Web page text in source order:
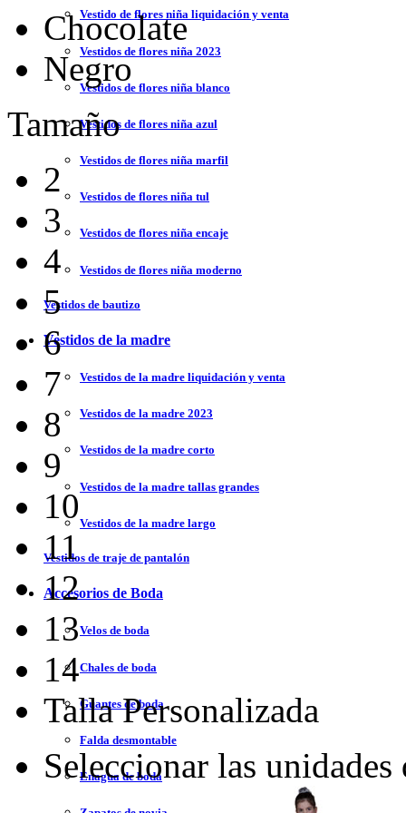
Vestido de flores niña liquidación y venta
Vestidos de flores niña 2023
Vestidos de flores niña blanco
Vestidos de flores niña azul
Vestidos de flores niña marfil
Vestidos de flores niña tul
Vestidos de flores niña encaje
Vestidos de flores niña moderno
Vestidos de bautizo
Vestidos de la madre
Vestidos de la madre liquidación y venta
Vestidos de la madre 2023
Vestidos de la madre corto
Vestidos de la madre tallas grandes
Vestidos de la madre largo
Vestidos de traje de pantalón
Accesorios de Boda
Velos de boda
Chales de boda
Guantes de boda
Falda desmontable
Enagua de boda
Chocolate
Negro
Tamaño
2
3
4
5
6
7
8
9
10
11
12
13
14
Talla Personalizada
Seleccionar las